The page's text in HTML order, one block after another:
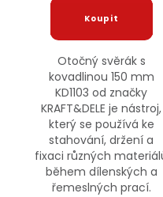
Otočný svěrák s
kovadlinou 150 mm
KD1103 od značky
KRAFT&DELE je nástroj,
který se používá ke
stahování, držení a
fixaci různých
během dílenských a
řemeslných prací.